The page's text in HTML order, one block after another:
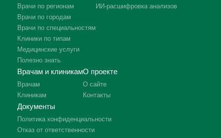
Врачи по регионам
Врачи по городам
Врачи по специальностям
Клиники по типам
Медицинские услуги
Полезно знать
ИИ-расшифровка анализов
Врачам и клиникам
Врачам
Клиникам
О проекте
О сайте
Контакты
Документы
Политика конфиденциальности
Отказ от ответственности